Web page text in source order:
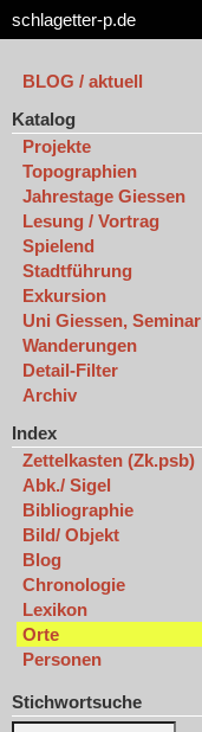
schlagetter-p.de
BLOG / aktuell
Katalog
Projekte
Topographien
Jahrestage Giessen
Lesung / Vortrag
Spielend
Stadtführung
Exkursion
Uni Giessen, Seminar
Wanderungen
Detail-Filter
Archiv
Index
Zettelkasten (Zk.psb)
Abk./ Sigel
Bibliographie
Bild/ Objekt
Blog
Chronologie
Lexikon
Orte
Personen
Stichwortsuche